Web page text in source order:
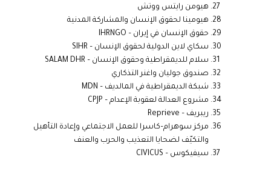
هيومن رايتس ووتش
هيومينا لحقوق الإنسان والمشاركة المدنية
حقوق الإنسان في إيران – IHRNGO
سكاي لاين الدولية لحقوق الإنسان – SIHR
سلام للديمقراطية وحقوق الإنسان – SALAM DHR
صندوق جوليان واغنر التذكاري
شبكة الديمقراطية في المالديف – MDN
مشروع العدالة لعقوبة الإعدام – CPJP
ريبريف – Reprieve
مركز سوهرام–كاسرا للعمل الاجتماعي وإعادة التأهيل
والتكيّف لضحايا التعذيب والحرب والعنف
سيفيكوس – CIVICUS